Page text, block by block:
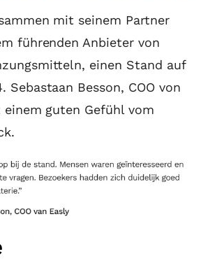
mit seinem Partner
führenden Anbieter von
einen Stand auf
Sebastaan Besson, COO von
einem guten Gefühl vom